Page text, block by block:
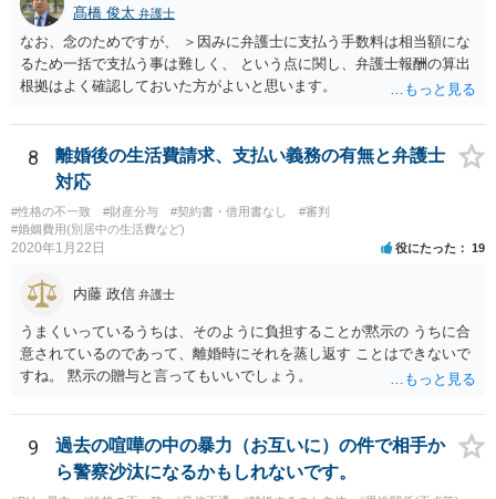
髙橋 俊太 弁護士
なお、念のためですが、 ＞因みに弁護士に支払う手数料は相当額にな
るため一括で支払う事は難しく、 という点に関し、弁護士報酬の算出
根拠はよく確認しておいた方がよいと思います。
8
離婚後の生活費請求、支払い義務の有無と弁護士
対応
#性格の不一致 #財産分与 #契約書・借用書なし
#審判
#婚姻費用(別居中の生活費など)
2020年1月22日 役にたった 19
内藤 政信 弁護士
うまくいっているうちは、そのように負担することが黙示の うちに合
意されているのであって、離婚時にそれを蒸し返す ことはできないで
すね。 黙示の贈与と言ってもいいでしょう。
9
過去の喧嘩の中の暴力（お互いに）の件で相手か
ら警察沙汰になるかもしれないです。